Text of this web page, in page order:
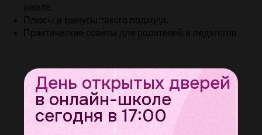
школе.
Плюсы и минусы такого подхода.
Практические советы для родителей и педагогов.
День открытых дверей
в онлайн-школе
сегодня в 17:00